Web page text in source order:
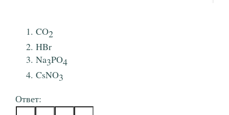
CO2
HBr
Na3PO4
CsNO3
Ответ: